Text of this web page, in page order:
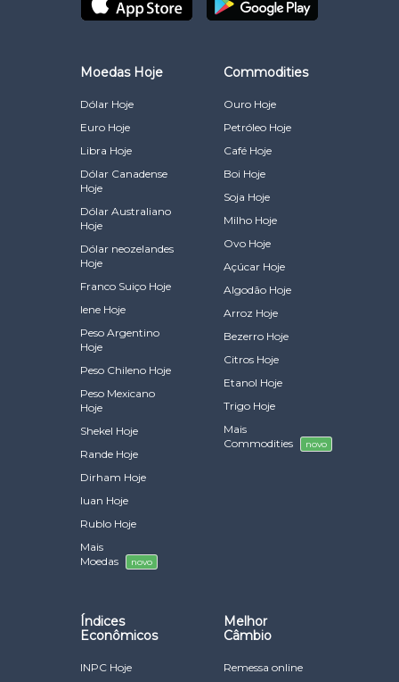
Moedas Hoje
Dólar Hoje
Euro Hoje
Libra Hoje
Dólar Canadense
Hoje
Dólar Australiano
Hoje
Dólar neozelandes
Hoje
Franco Suiço Hoje
Iene Hoje
Peso Argentino
Hoje
Peso Chileno Hoje
Peso Mexicano
Hoje
Shekel Hoje
Rande Hoje
Dirham Hoje
Iuan Hoje
Rublo Hoje
Mais
Moedas
novo
Commodities
Ouro Hoje
Petróleo Hoje
Café Hoje
Boi Hoje
Soja Hoje
Milho Hoje
Ovo Hoje
Açúcar Hoje
Algodão Hoje
Arroz Hoje
Bezerro Hoje
Citros Hoje
Etanol Hoje
Trigo Hoje
Mais
Commodities
novo
Índices
Econômicos
INPC Hoje
Melhor
Câmbio
Remessa online